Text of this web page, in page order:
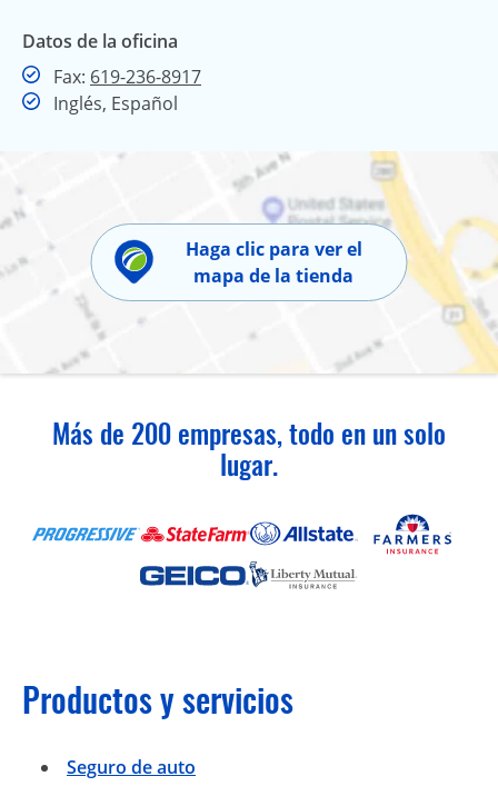
Datos de la oficina
Fax: 619-236-8917Fax
Inglés, Español
Haga clic para ver el
mapa de la tienda
Más de 200 empresas, todo en un solo
lugar.
Productos y servicios
Seguro de auto